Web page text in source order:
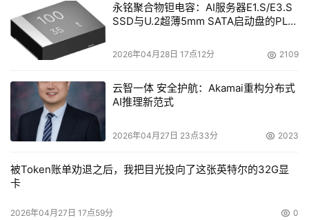
调查表明73%的人没有关注移动安全。在7个国家对700个
移动工人的调查由Cisco Systems和National Cyber
Security Aliance发布，它也发现1/3的使用者经常使用开放
号。而且，几乎一半的雇员经常打开不知来源的e-mails上
的文件。
如果明天的工作地点是移动的，它会是安全的吗?"移动设备
对待移动设备的"Ron Teixeira说，他是NCSA的执行经理。
专家建议所有的公司培训雇员关于移动安全的最好做法，描
永铭聚合物钽电容：AI服务器E1.S/E3.S
SSD与U.2超薄5mm SATA启动盘的PLP
2026年04月28日 17点12分 2109
云智一体 安全护航：Akamai重构分布式
AI推理新范式
2026年04月27日 23点33分 2023
被Token账单劝退之后，我把目光投向了这张英特尔的32G显
卡
2026年04月27日 17点59分 0